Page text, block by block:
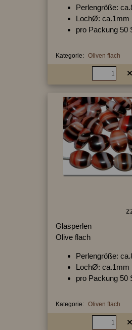
Perlengröße:
LochØ: ca.1mm
pro Packung 50
Kategorie: Oliven flach
Glasperlen
Olive flach
Perlengröße:
LochØ: ca.1mm
pro Packung 50
Kategorie: Oliven flach